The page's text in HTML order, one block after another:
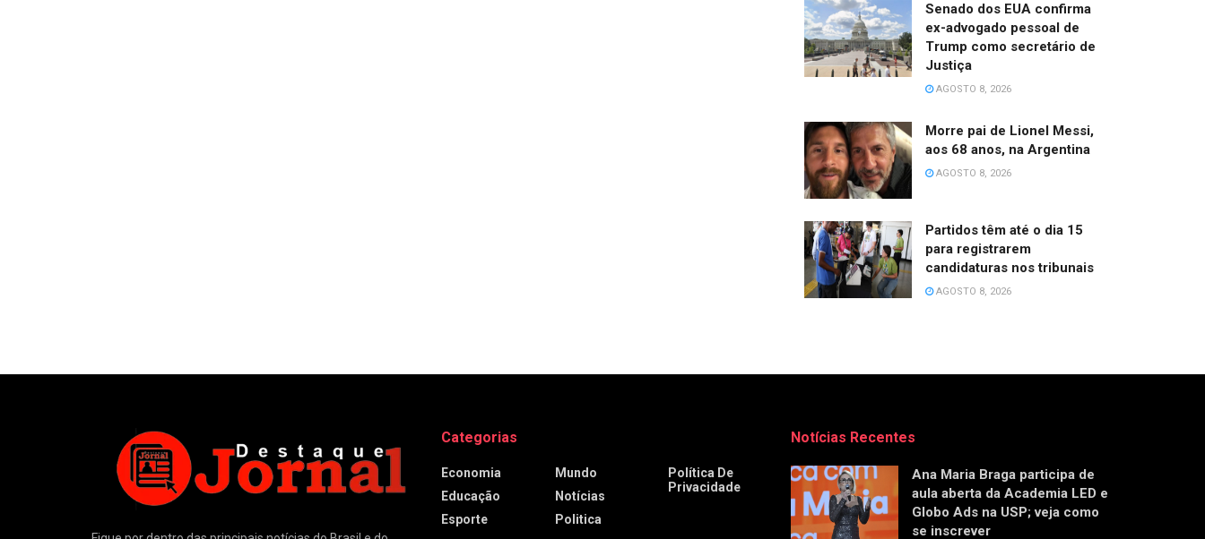
Senado dos EUA confirma
ex-advogado pessoal de
Trump como secretário de
Justiça
AGOSTO 8, 2026
Morre pai de Lionel Messi,
aos 68 anos, na Argentina
AGOSTO 8, 2026
Partidos têm até o dia 15
para registrarem
candidaturas nos tribunais
AGOSTO 8, 2026
Categorias
Economia
Educação
Esporte
Mundo
Notícias
Politica
Política De
Privacidade
Notícias Recentes
Ana Maria Braga participa de
aula aberta da Academia LED e
Globo Ads na USP; veja como
se inscrever